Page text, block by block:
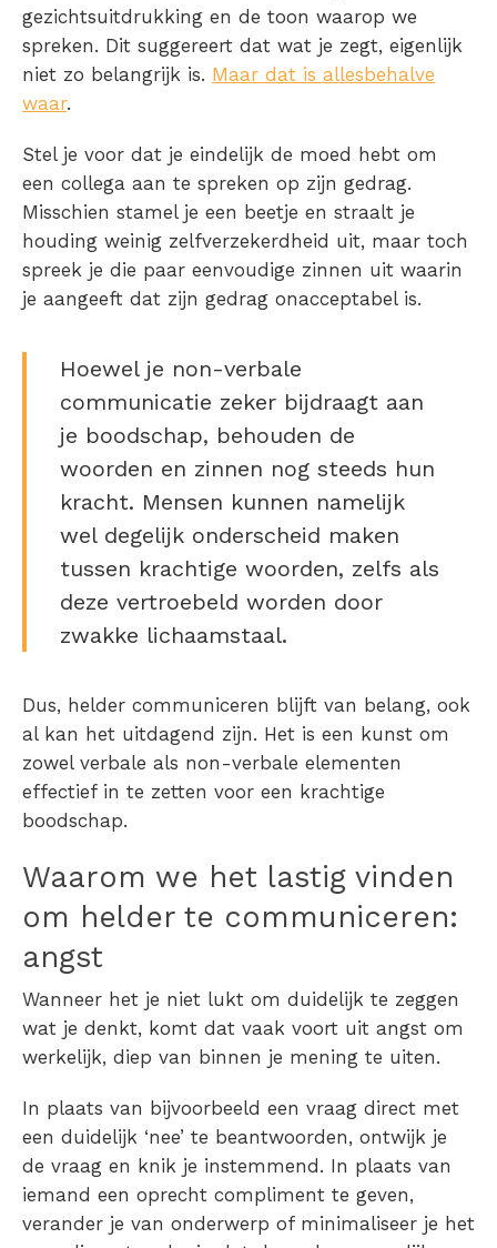
gezichtsuitdrukking en de toon waarop we
spreken. Dit suggereert dat wat je zegt, eigenlijk
niet zo belangrijk is. Maar dat is allesbehalve
waar.
Stel je voor dat je eindelijk de moed hebt om
een collega aan te spreken op zijn gedrag.
Misschien stamel je een beetje en straalt je
houding weinig zelfverzekerdheid uit, maar toch
spreek je die paar eenvoudige zinnen uit waarin
je aangeeft dat zijn gedrag onacceptabel is.
Hoewel je non-verbale
communicatie zeker bijdraagt aan
je boodschap, behouden de
woorden en zinnen nog steeds hun
kracht. Mensen kunnen namelijk
wel degelijk onderscheid maken
tussen krachtige woorden, zelfs als
deze vertroebeld worden door
zwakke lichaamstaal.
Dus, helder communiceren blijft van belang, ook
al kan het uitdagend zijn. Het is een kunst om
zowel verbale als non-verbale elementen
effectief in te zetten voor een krachtige
boodschap.
Waarom we het lastig vinden
om helder te communiceren:
angst
Wanneer het je niet lukt om duidelijk te zeggen
wat je denkt, komt dat vaak voort uit angst om
werkelijk, diep van binnen je mening te uiten.
In plaats van bijvoorbeeld een vraag direct met
een duidelijk ‘nee’ te beantwoorden, ontwijk je
de vraag en knik je instemmend. In plaats van
iemand een oprecht compliment te geven,
verander je van onderwerp of minimaliseer je het